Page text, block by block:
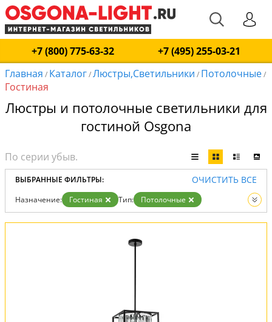
+7 (800) 775-63-32
+7 (495) 255-03-21
Главная / Каталог/Люстры,Светильники / Потолочные/
Гостиная
Люстры и потолочные светильники для
гостиной Osgona
ВЫБРАННЫЕ ФИЛЬТРЫ: ОЧИСТИТЬ ВСЕ
Назначение: Гостиная Тип:
Потолочные
Вид:
Люстры Светильники